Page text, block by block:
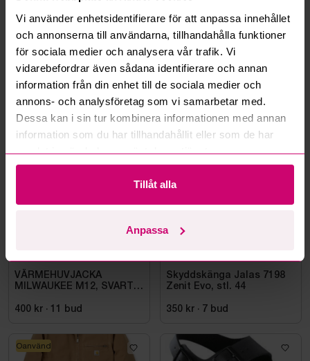
Vi använder enhetsidentifierare för att anpassa innehållet
och annonserna till användarna, tillhandahålla funktioner
för sociala medier och analysera vår trafik. Vi
vidarebefordrar även sådana identifierare och annan
information från din enhet till de sociala medier och
annons- och analysföretag som vi samarbetar med.
Dessa kan i sin tur kombinera informationen med annan
information som du har tillhandahållit eller som de har
samlat in när du har använt deras tjänster.
Tillåt alla
Anpassa
Kan ni frakta mina vunna objekt?
Läs fler frågor och svar
Mer från samma kategori
VÄRMEHUVJACKA
MILWAUKEE M12, SVART
400 kr · 11 bud
Oanvänd
Skyddskänga Jalas 7198
Zenit Evo, stl. 44
350 kr · 7 bud
Oanvänd
Oanvänd